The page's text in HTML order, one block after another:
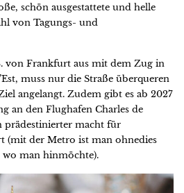
schön ausgestattete und helle
von Tagungs- und
von Frankfurt aus mit dem Zug in
muss nur die Straße überqueren
angelangt. Zudem gibt es ab 2027
an den Flughafen Charles de
prädestinierter macht für
(mit der Metro ist man ohnedies
man hinmöchte).